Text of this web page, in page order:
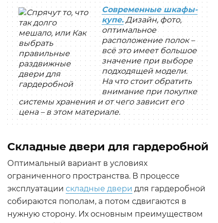
Современные шкафы-
купе.Дизайн, фото,
оптимальное
расположение полок –
всё это имеет большое
значение при выборе
подходящей модели.
На что стоит обратить
внимание при покупке
системы хранения и от чего зависит его
цена – в этом материале.
Складные двери для гардеробной
Оптимальный вариант в условиях
ограниченного пространства. В процессе
эксплуатации складные двери для гардеробной
собираются пополам, а потом сдвигаются в
нужную сторону. Их основным преимуществом